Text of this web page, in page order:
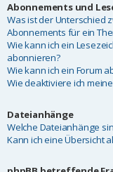
Abonnements und
Was ist der Unterschied
Abonnements für ein
Wie kann ich ein
abonnieren?
Wie kann ich ein Forum
Wie deaktiviere ich
Dateianhänge
Welche Dateianhänge
Kann ich eine Übersicht